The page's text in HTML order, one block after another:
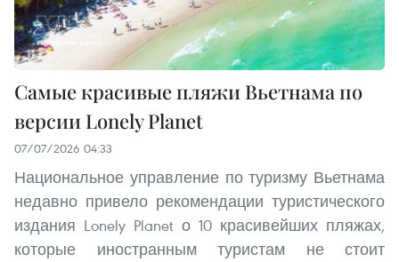
Самые красивые пляжи Вьетнама по
версии Lonely Planet
07/07/2026 04:33
Национальное управление по туризму Вьетнама
недавно привело рекомендации туристического
издания Lonely Planet о 10 красивейших пляжах,
которые иностранным туристам не стоит